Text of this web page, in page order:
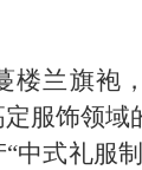
兰旗袍
服饰领域
中式礼服